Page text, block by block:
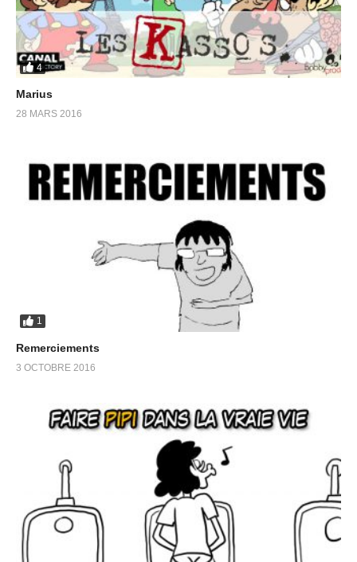
4
Marius
28 MARS 2016
1
Remerciements
3 OCTOBRE 2016